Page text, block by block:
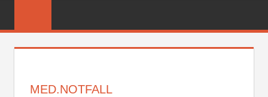
FEUERWEHR
MED.NOTFALL